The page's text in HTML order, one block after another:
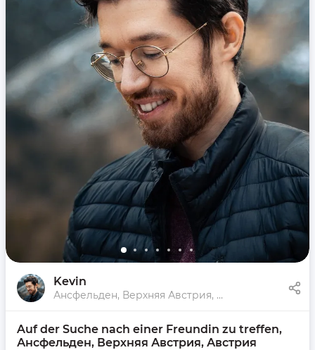
Kevin
Ансфельден, Верхняя Австрия, Австрия
Auf der Suche nach einer Freundin zu treffen,
Ансфельден, Верхняя Австрия, Австрия